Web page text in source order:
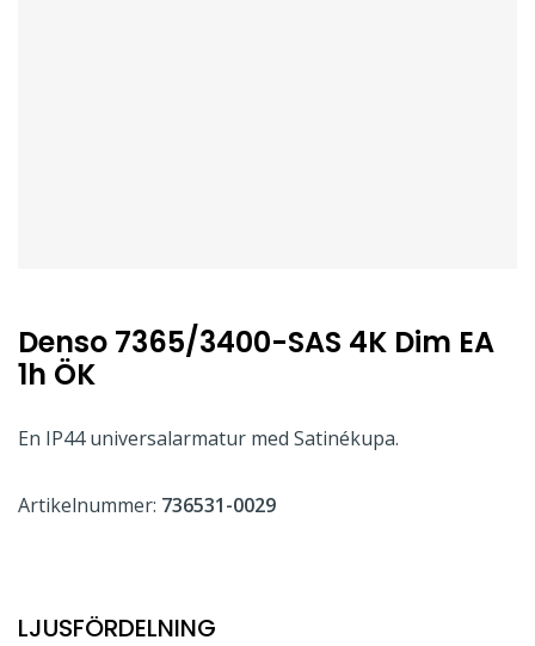
Denso 7365/3400-SAS 4K Dim EA
1h ÖK
En IP44 universalarmatur med Satinékupa.
Artikelnummer: 736531-0029
LJUSFÖRDELNING